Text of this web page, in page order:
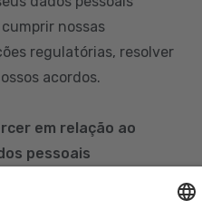
nossas
regulatórias, resolver
acordos.
em relação ao
pessoais